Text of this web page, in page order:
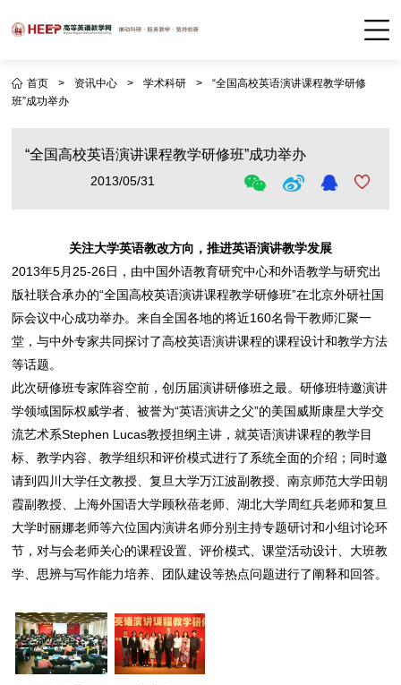
首页 > 资讯中心 > 学术科研 >
“全国高校英语演讲课程教学研修
班”成功举办
“全国高校英语演讲课程教学研修班”成功举办
2013/05/31
关注大学英语教改方向，推进英语演讲教学发展
2013年5月25-26日，由中国外语教育研究中心和外语教学与研究出
版社联合承办的“全国高校英语演讲课程教学研修班”在北京外研社国
际会议中心成功举办。来自全国各地的将近160名骨干教师汇聚一
堂，与中外专家共同探讨了高校英语演讲课程的课程设计和教学方法
等话题。
此次研修班专家阵容空前，创历届演讲研修班之最。研修班特邀演讲
学领域国际权威学者、被誉为“英语演讲之父”的美国威斯康星大学交
流艺术系Stephen Lucas教授担纲主讲，就英语演讲课程的教学目
标、教学内容、教学组织和评价模式进行了系统全面的介绍；同时邀
请到四川大学任文教授、复旦大学万江波副教授、南京师范大学田朝
霞副教授、上海外国语大学顾秋蓓老师、湖北大学周红兵老师和复旦
大学时丽娜老师等六位国内演讲名师分别主持专题研讨和小组讨论环
节，对与会老师关心的课程设置、评价模式、课堂活动设计、大班教
学、思辨与写作能力培养、团队建设等热点问题进行了阐释和回答。